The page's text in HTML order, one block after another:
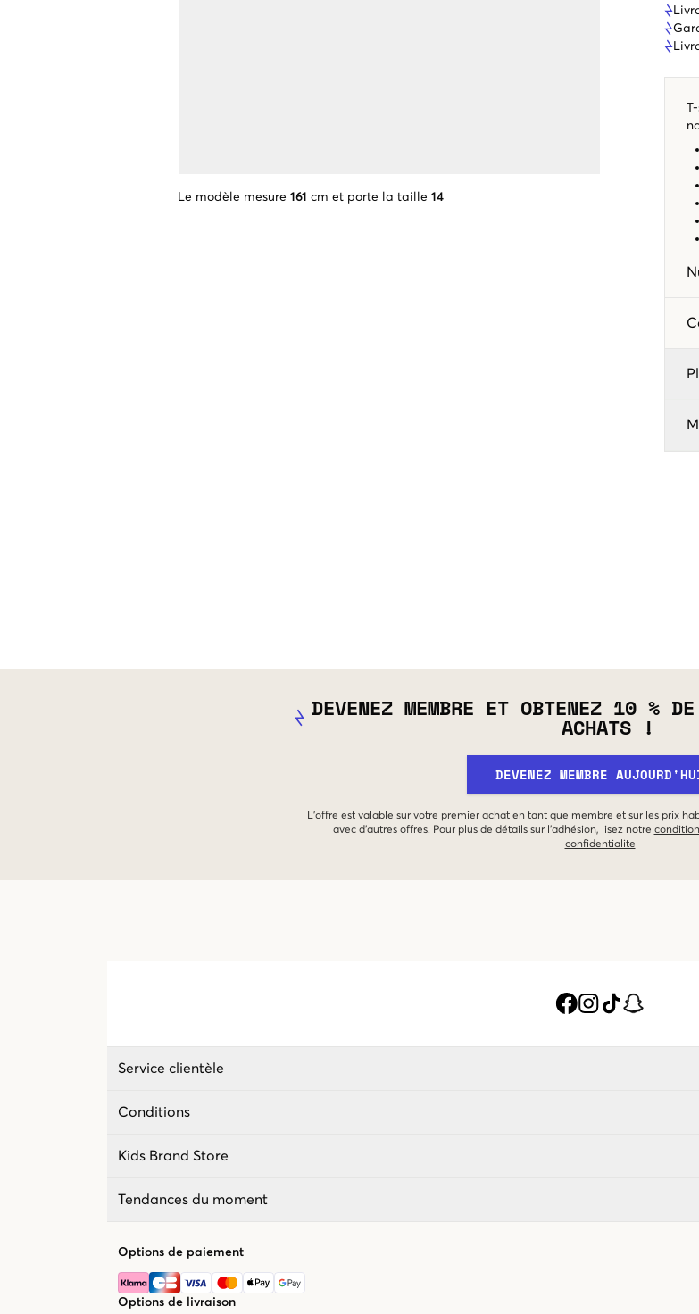
Le modèle mesure 161 cm et porte la taille 14
DEVENEZ MEMBRE ET OBTENEZ 10 %
ACHATS !
DEVENEZ MEMBRE
L'offre est valable sur votre premier achat en tant que membre et sur les prix
avec d'autres offres. Pour plus de détails sur l'adhésion, lisez notre
confidentialite
Service clientèle
Conditions
Kids Brand Store
Tendances du moment
Options de paiement
Options de livraison